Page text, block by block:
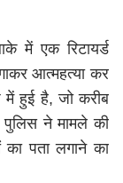
में एक रिटायर्ड
आत्महत्या कर
हुई है, जो करीब
पुलिस ने मामले की
पता लगाने का